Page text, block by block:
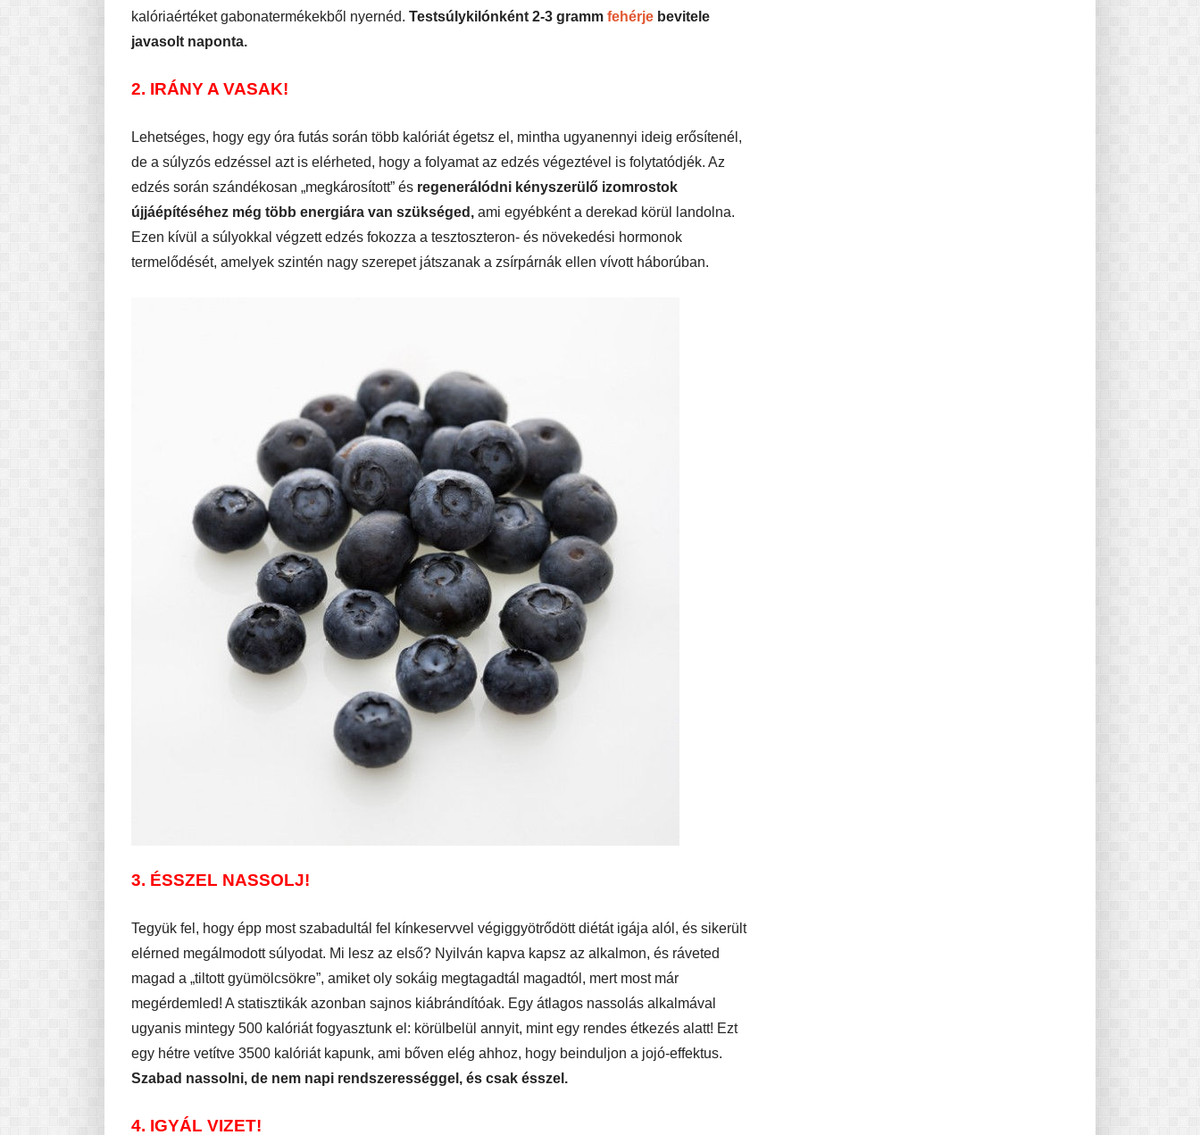
kalóriaértéket gabonatermékekből nyernéd. Testsúlykilónként 2-3 gramm fehérje bevitele
javasolt naponta.
2. IRÁNY A VASAK!
Lehetséges, hogy egy óra futás során több kalóriát égetsz el, mintha ugyanennyi ideig erősítenél,
de a súlyzós edzéssel azt is elérheted, hogy a folyamat az edzés végeztével is folytatódjék. Az
edzés során szándékosan „megkárosított” és regenerálódni kényszerülő izomrostok
újjáépítéséhez még több energiára van szükséged, ami egyébként a derekad körül landolna.
Ezen kívül a súlyokkal végzett edzés fokozza a tesztoszteron- és növekedési hormonok
termelődését, amelyek szintén nagy szerepet játszanak a zsírpárnák ellen vívott háborúban.
3. ÉSSZEL NASSOLJ!
Tegyük fel, hogy épp most szabadultál fel kínkeservvel végiggyötrődött diétát igája alól, és sikerült
elérned megálmodott súlyodat. Mi lesz az első? Nyilván kapva kapsz az alkalmon, és ráveted
magad a „tiltott gyümölcsökre”, amiket oly sokáig megtagadtál magadtól, mert most már
megérdemled! A statisztikák azonban sajnos kiábrándítóak. Egy átlagos nassolás alkalmával
ugyanis mintegy 500 kalóriát fogyasztunk el: körülbelül annyit, mint egy rendes étkezés alatt! Ezt
egy hétre vetítve 3500 kalóriát kapunk, ami bőven elég ahhoz, hogy beinduljon a jojó-effektus.
Szabad nassolni, de nem napi rendszerességgel, és csak ésszel.
4. IGYÁL VIZET!